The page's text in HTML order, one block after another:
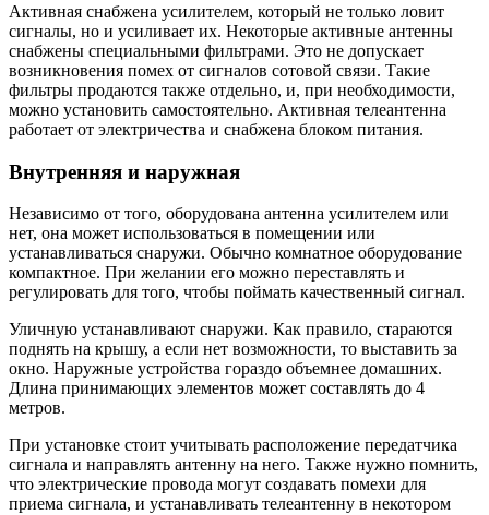
Активная снабжена усилителем, который не только ловит
сигналы, но и усиливает их. Некоторые активные антенны
снабжены специальными фильтрами. Это не допускает
возникновения помех от сигналов сотовой связи. Такие
фильтры продаются также отдельно, и, при необходимости,
можно установить самостоятельно. Активная телеантенна
работает от электричества и снабжена блоком питания.
Внутренняя и наружная
Независимо от того, оборудована антенна усилителем или
нет, она может использоваться в помещении или
устанавливаться снаружи. Обычно комнатное оборудование
компактное. При желании его можно переставлять и
регулировать для того, чтобы поймать качественный сигнал.
Уличную устанавливают снаружи. Как правило, стараются
поднять на крышу, а если нет возможности, то выставить за
окно. Наружные устройства гораздо объемнее домашних.
Длина принимающих элементов может составлять до 4
метров.
При установке стоит учитывать расположение передатчика
сигнала и направлять антенну на него. Также нужно помнить,
что электрические провода могут создавать помехи для
приема сигнала, и устанавливать телеантенну в некотором